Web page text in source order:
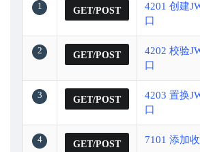
1 GET/POST
4201 创建
口
2 GET/POST
4202 校验
口
3 GET/POST
4203 置换
口
4 GET/POST 7101 添加